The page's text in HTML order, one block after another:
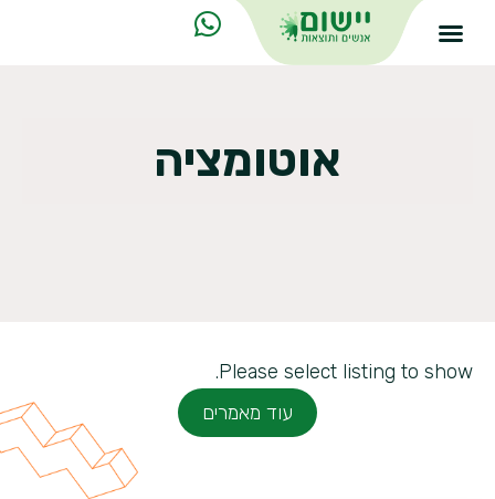
אוטומציה
Please select listing to show.
עוד מאמרים